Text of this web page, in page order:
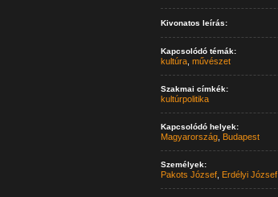
Kivonatos leírás:
Kapcsolódó témák:
kultúra, művészet
Szakmai címkék:
kultúrpolitika
Kapcsolódó helyek:
Magyarország, Budapest
Személyek:
Pakots József, Erdélyi József